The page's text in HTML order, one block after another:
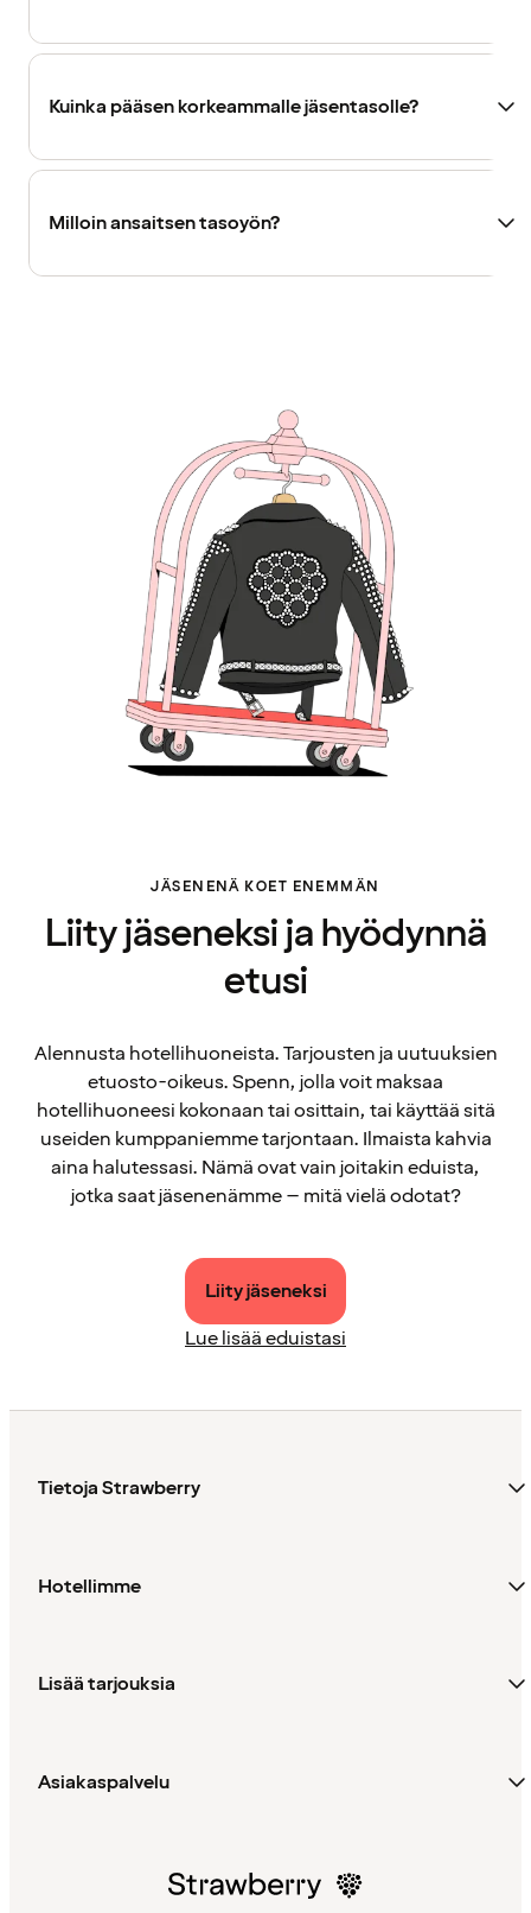
Kuinka pääsen korkeammalle jäsentasolle?
Milloin ansaitsen tasoyön?
JÄSENENÄ KOET ENEMMÄN
Liity jäseneksi ja hyödynnä
etusi
Alennusta hotellihuoneista. Tarjousten ja uutuuksien
etuosto-oikeus. Spenn, jolla voit maksaa
hotellihuoneesi kokonaan tai osittain, tai käyttää sitä
useiden kumppaniemme tarjontaan. Ilmaista kahvia
aina halutessasi. Nämä ovat vain joitakin eduista,
jotka saat jäsenenämme – mitä vielä odotat?
Liity jäseneksi
Lue lisää eduistasi
Tietoja Strawberry
Hotellimme
Lisää tarjouksia
Asiakaspalvelu